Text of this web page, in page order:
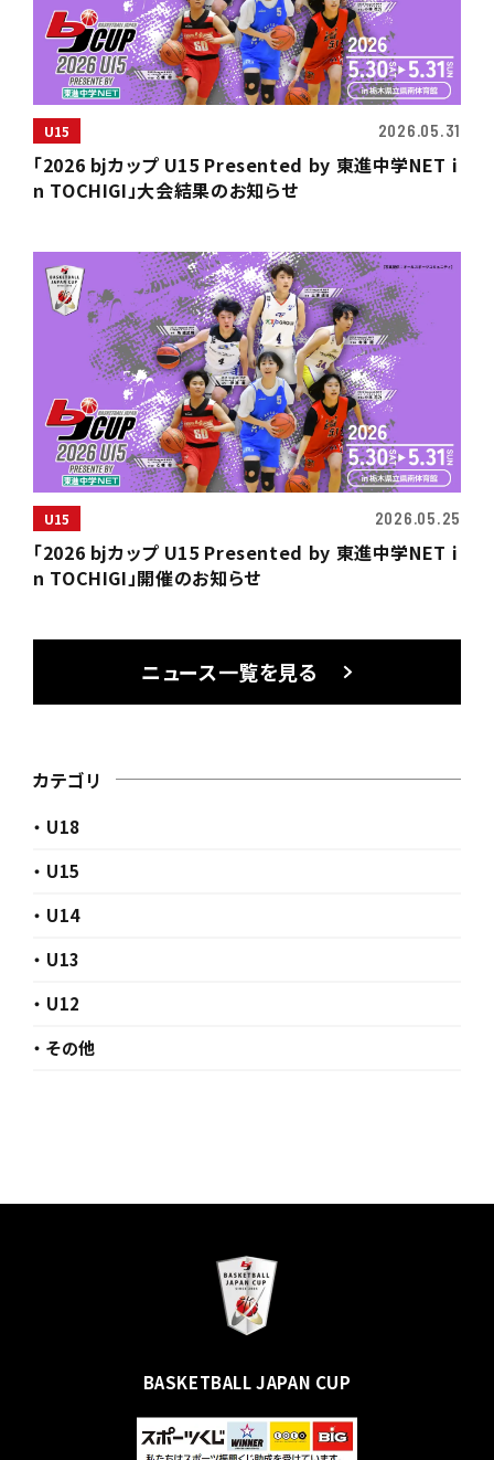
U15 2026.05.31
「2026 bjカップ U15 Presented by 東進中学NET i
n TOCHIGI」大会結果のお知らせ
U15 2026.05.25
「2026 bjカップ U15 Presented by 東進中学NET i
n TOCHIGI」開催のお知らせ
ニュース一覧を見る
カテゴリ
・ U18
・ U15
・ U14
・ U13
・ U12
・ その他
BASKETBALL JAPAN CUP